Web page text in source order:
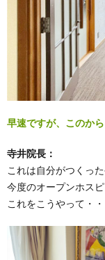
早速ですが、このか
寺井院長：
これは自分がつくった
今度のオープンホスピ
これをこうやって・・